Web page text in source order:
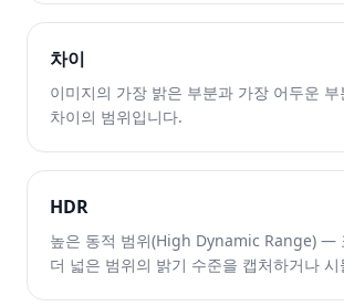
차이
이미지의 가장 밝은 부분과 가장 어두운 부
차이의 범위입니다.
HDR
높은 동적 범위(High Dynamic Range) —
더 넓은 범위의 밝기 수준을 캡처하거나